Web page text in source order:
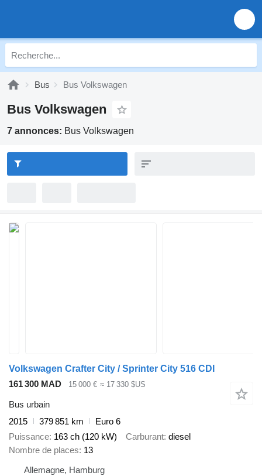
Bus Bus Volkswagen
Bus Volkswagen
7 annonces: Bus Volkswagen
Volkswagen Crafter City / Sprinter City 516 CDI
161 300 MAD
15 000 € ≈ 17 330 $US
Bus urbain
2015
379 851 km
Euro 6
Puissance 163 ch (120 kW) Carburant diesel
Nombre de places 13
Allemagne, Hamburg